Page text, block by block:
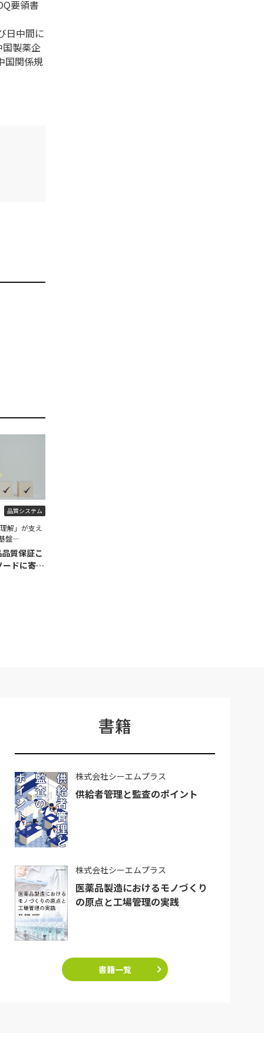
要領書
日中間に
国製薬企
国関係規
品質システム
解」が支え
盤―
質保証こ
ドに寄せ
書籍
株式会社シーエムプラス
供給者管理と監査のポイント
株式会社シーエムプラス
医薬品製造におけるモノづくり
の原点と工場管理の実践
書籍一覧